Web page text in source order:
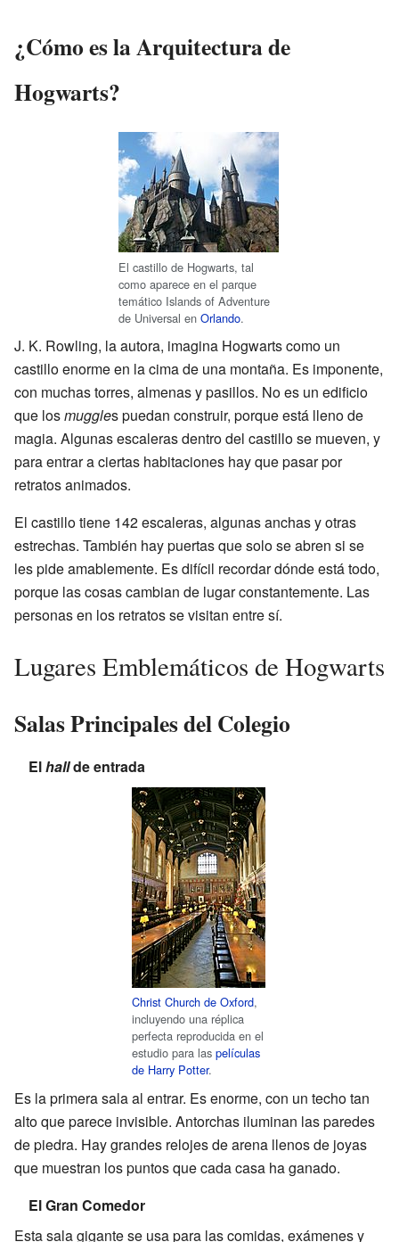
¿Cómo es la Arquitectura de
Hogwarts?
El castillo de Hogwarts, tal
como aparece en el parque
temático Islands of Adventure
de Universal en Orlando.
J. K. Rowling, la autora, imagina Hogwarts como un
castillo enorme en la cima de una montaña. Es imponente,
con muchas torres, almenas y pasillos. No es un edificio
que losmuggles puedan construir, porque está lleno de
magia. Algunas escaleras dentro del castillo se mueven, y
para entrar a ciertas habitaciones hay que pasar por
retratos animados.
El castillo tiene 142 escaleras, algunas anchas y otras
estrechas. También hay puertas que solo se abren si se
les pide amablemente. Es difícil recordar dónde está todo,
porque las cosas cambian de lugar constantemente. Las
personas en los retratos se visitan entre sí.
Lugares Emblemáticos de Hogwarts
Salas Principales del Colegio
Elhallde entrada
Christ Church de Oxford,
incluyendo una réplica
perfecta reproducida en el
estudio para las películas
de Harry Potter.
Es la primera sala al entrar. Es enorme, con un techo tan
alto que parece invisible. Antorchas iluminan las paredes
de piedra. Hay grandes relojes de arena llenos de joyas
que muestran los puntos que cada casa ha ganado.
El Gran Comedor
Esta sala gigante se usa para las comidas, exámenes y